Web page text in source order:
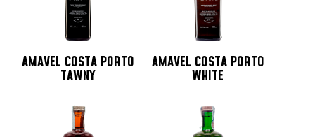
AMAVEL COSTA PORTO
TAWNY
AMAVEL COSTA PORTO
WHITE